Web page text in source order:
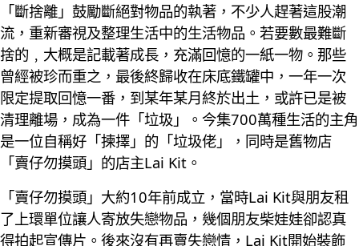
「斷捨離」鼓勵斷絕對物品的執著，不少人趕著這股潮
流，重新審視及整理生活中的生活物品。若要數最難斷
捨的﹐大概是記載著成長，充滿回憶的一紙一物。那些
曾經被珍而重之，最後終歸收在床底鐵罐中，一年一次
限定提取回憶一番，到某年某月終於出土，或許已是被
清理離場，成為一件「垃圾」。今集700萬種生活的主角
是一位自稱好「揀擇」的「垃圾佬」，同時是舊物店
「賣仔勿摸頭」的店主Lai Kit。
「賣仔勿摸頭」大約10年前成立，當時Lai Kit與朋友租
了上環單位讓人寄放失戀物品，幾個朋友柴娃娃卻認真
得拍起宣傳片。後來沒有再賣失戀情，Lai Kit開始裝飾